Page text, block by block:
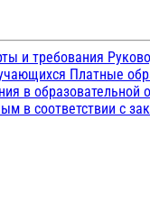
и требования
Платные
в образовательной
в соответствии с